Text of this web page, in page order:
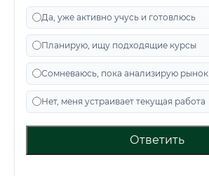
Да, уже активно учусь и готовлюсь
Планирую, ищу подходящие курсы
Сомневаюсь, пока анализирую рынок
Нет, меня устраивает текущая работа
Ответить